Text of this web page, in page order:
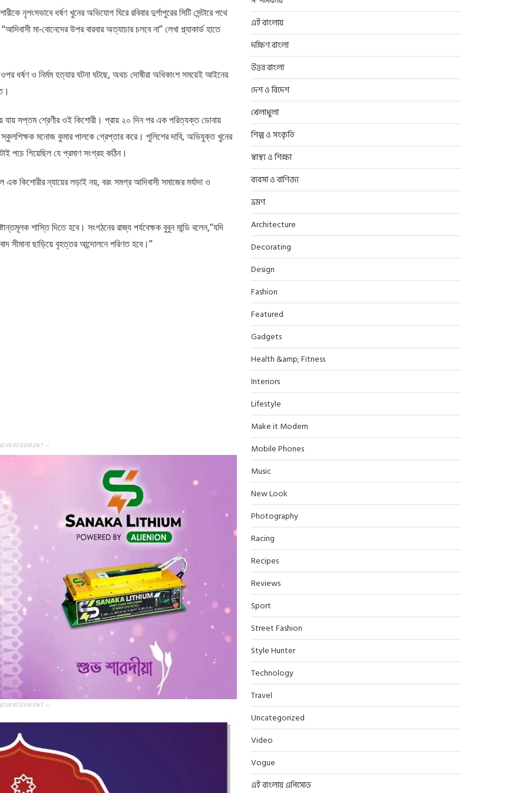
নৃশংসভাবে ধর্ষণ খুনের অভিযোগ ঘিরে রবিবার দুর্গাপুরের সিটি সেন্টারে পথে
মা-বোনেদের উপর বারবার অত্যাচার চলবে না” লেখা প্ল্যাকার্ড হাতে
ধর্ষণ ও নির্মম হত্যার ঘটনা ঘটছে, অথচ দোষীরা অধিকাংশ সময়েই আইনের
সপ্তম শ্রেণীর ওই কিশোরী। প্রায় ২০ দিন পর এক পরিত্যক্ত ডোবায়
মনোজ কুমার পালকে গ্রেপ্তার করে। পুলিশের দাবি, অভিযুক্ত খুনের
পচে গিয়েছিল যে প্রমাণ সংগ্রহ কঠিন।
কিশোরীর ন্যায়ের লড়াই নয়, বরং সমগ্র আদিবাসী সমাজের মর্যাদা ও
শাস্তি দিতে হবে। সংগঠনের রাজ্য পর্যবেক্ষক বুবুন মান্ডি বলেন,”যদি
সীমানা ছাড়িয়ে বৃহত্তর আন্দোলনে পরিণত হবে।”
—
—
এই বাংলায়
দক্ষিণ বাংলা
উত্তর বাংলা
দেশ ও বিদেশ
খেলাধুলা
শিল্প ও সংকৃতি
স্বাস্থ্য ও শিক্ষা
ব্যবসা ও বাণিজ্য
ভ্রমণ
Architecture
Decorating
Design
Fashion
Featured
Gadgets
Health &amp; Fitness
Interiors
Lifestyle
Make it Modern
Mobile Phones
Music
New Look
Photography
Racing
Recipes
Reviews
Sport
Street Fashion
Style Hunter
Technology
Travel
Uncategorized
Video
Vogue
এই বাংলায় এপিসোড